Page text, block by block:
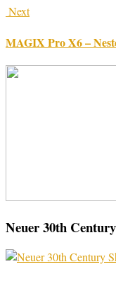
Next
MAGIX Pro X6 –
Neuer 30th